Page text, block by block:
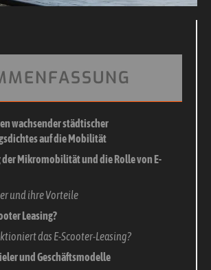
wachsender städtischer
auf die Mobilität
der Mikromobilität und die Rolle von E-
und ihre Vorteile
Leasing?
das E-Scooter-Leasing?
und Geschäftsmodelle